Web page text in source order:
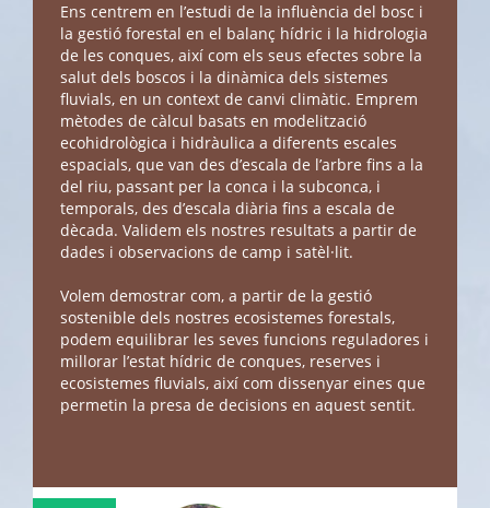
Ens centrem en l’estudi de la influència del bosc i
la gestió forestal en el balanç hídric i la hidrologia
de les conques, així com els seus efectes sobre la
salut dels boscos i la dinàmica dels sistemes
fluvials, en un context de canvi climàtic. Emprem
mètodes de càlcul basats en modelització
ecohidrològica i hidràulica a diferents escales
espacials, que van des d’escala de l’arbre fins a la
del riu, passant per la conca i la subconca, i
temporals, des d’escala diària fins a escala de
dècada. Validem els nostres resultats a partir de
dades i observacions de camp i satèl·lit.
Volem demostrar com, a partir de la gestió
sostenible dels nostres ecosistemes forestals,
podem equilibrar les seves funcions reguladores i
millorar l’estat hídric de conques, reserves i
ecosistemes fluvials, així com dissenyar eines que
permetin la presa de decisions en aquest sentit.